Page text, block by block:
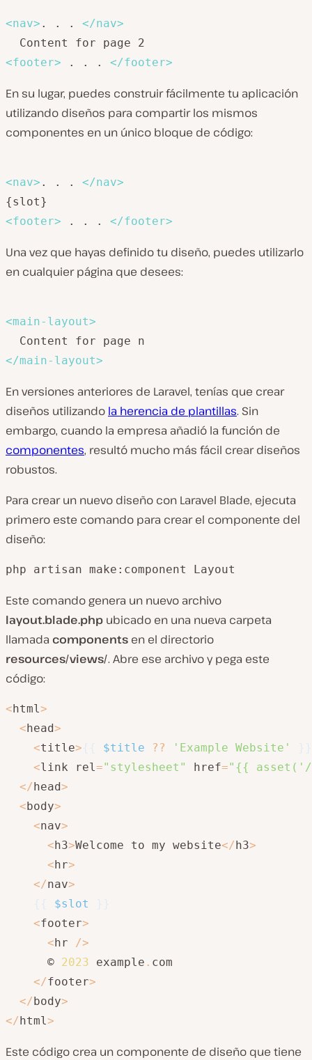
<nav> . . . </nav>
<footer> . . . </footer>
En su lugar, puedes construir fácilmente tu aplicación
utilizando diseños para compartir los mismos
componentes en un único bloque de código:
<nav> . . . </nav>
<footer> . . . </footer>
Una vez que hayas definido tu diseño, puedes utilizarlo
en cualquier página que desees:
<main-layout>
</main-layout>
En versiones anteriores de Laravel, tenías que crear
diseños utilizando la herencia de plantillas. Sin
embargo, cuando la empresa añadió la función de
componentes, resultó mucho más fácil crear diseños
robustos.
Para crear un nuevo diseño con Laravel Blade, ejecuta
primero este comando para crear el componente del
diseño:
php artisan make:component Layout
Este comando genera un nuevo archivo
layout.blade.php ubicado en una nueva carpeta
llamada components en el directorio
resources/views/. Abre ese archivo y pega este
código:
<html >
<head>
<title> $title ?? 'Example Website'
<link rel ="stylesheet" href="{{ asset('/
</head>
<body>
<nav>
<h3>Welcome to my website</h3>
<hr>
</nav>
$slot
<footer>
<hr />
      ©
2023 example . com
</footer>
</body>
</html >
Este código crea un componente de diseño que tiene